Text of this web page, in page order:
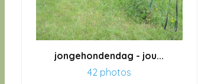
jongehondendag - jou...
42 photos